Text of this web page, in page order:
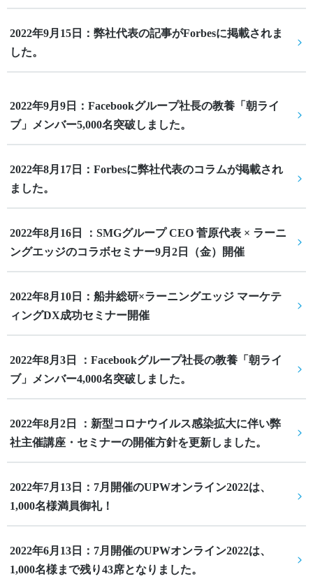
2022年9月15日：弊社代表の記事がForbesに掲載されま
した。
2022年9月9日：Facebookグループ社長の教養「朝ライ
ブ」メンバー5,000名突破しました。
2022年8月17日：Forbesに弊社代表のコラムが掲載され
ました。
2022年8月16日 ：SMGグループ CEO 菅原代表 × ラーニ
ングエッジのコラボセミナー9月2日（金）開催
2022年8月10日：船井総研×ラーニングエッジ マーケテ
ィングDX成功セミナー開催
2022年8月3日 ：Facebookグループ社長の教養「朝ライ
ブ」メンバー4,000名突破しました。
2022年8月2日 ：新型コロナウイルス感染拡大に伴い弊
社主催講座・セミナーの開催方針を更新しました。
2022年7月13日：7月開催のUPWオンライン2022は、
1,000名様満員御礼！
2022年6月13日：7月開催のUPWオンライン2022は、
1,000名様まで残り43席となりました。